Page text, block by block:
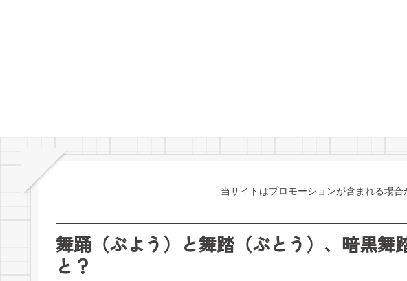
当サイトはプロモーションが含まれる場合
舞踊（ぶよう）と舞踏（ぶとう）、暗黒舞
と？